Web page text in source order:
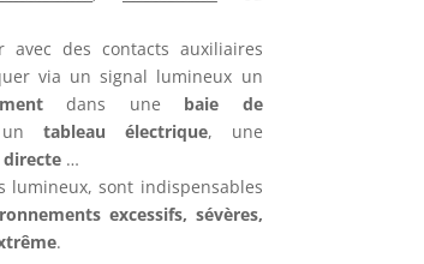
avec des contacts auxiliaires
via un signal lumineux un
dans une baie de
tableau électrique, une
…
lumineux, sont indispensables
excessifs, sévères,
.